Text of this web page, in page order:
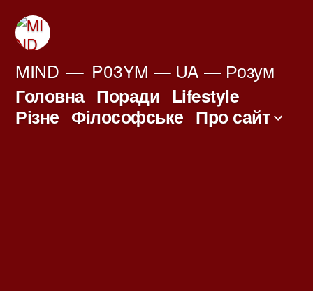
Перейти
до
вмісту
MIND P03YM — UA — Розум
Головна Поради Lifestyle
Різне Філософське Про сайт